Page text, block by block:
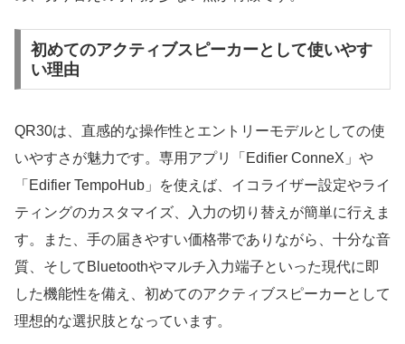
初めてのアクティブスピーカーとして使いやす
い理由
QR30は、直感的な操作性とエントリーモデルとしての使
いやすさが魅力です。専用アプリ「Edifier ConneX」や
「Edifier TempoHub」を使えば、イコライザー設定やライ
ティングのカスタマイズ、入力の切り替えが簡単に行えま
す。また、手の届きやすい価格帯でありながら、十分な音
質、そしてBluetoothやマルチ入力端子といった現代に即
した機能性を備え、初めてのアクティブスピーカーとして
理想的な選択肢となっています。